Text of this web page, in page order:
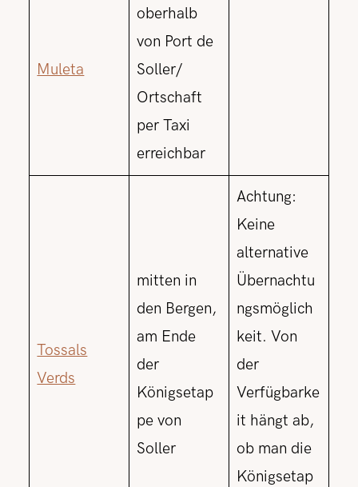
Muleta
oberhalb
von Port de
Soller/
Ortschaft
per Taxi
erreichbar
Tossals
Verds
mitten in
den Bergen,
am Ende
der
Königsetap
pe von
Soller
Achtung:
Keine
alternative
Übernachtu
ngsmöglich
keit. Von
der
Verfügbarke
it hängt ab,
ob man die
Königsetap